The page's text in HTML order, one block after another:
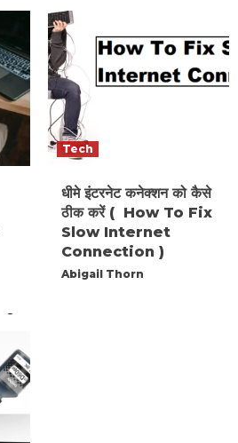
Tech
धीमे इंटरनेट कनेक्शन को कैसे
ठीक करें ( How To Fix
Slow Internet
Connection )
Abigail Thorn